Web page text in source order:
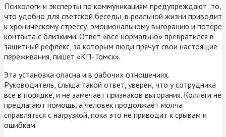
Психологи и эксперты по коммуникациям предупреждают: то,
что удобно для светской беседы, в реальной жизни приводит
к хроническому стрессу, эмоциональному выгоранию и потере
контакта с близкими. Ответ «все нормально» превратился в
защитный рефлекс, за которым люди прячут свои настоящие
переживания, пишет «КП-Томск».
Эта установка опасна и в рабочих отношениях.
Руководитель, слыша такой ответ, уверен, что у сотрудника
все в порядке, и не замечает признаков выгорания. Коллеги не
предлагают помощь, а человек продолжает молча
справляться с нагрузкой, пока это не приводит к срывам и
ошибкам.